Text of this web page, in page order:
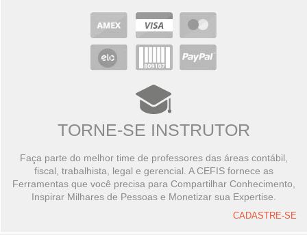
TORNE-SE INSTRUTOR
Faça parte do melhor time de professores das áreas contábil,
fiscal, trabalhista, legal e gerencial. A CEFIS fornece as
Ferramentas que você precisa para Compartilhar Conhecimento,
Inspirar Milhares de Pessoas e Monetizar sua Expertise.
CADASTRE-SE